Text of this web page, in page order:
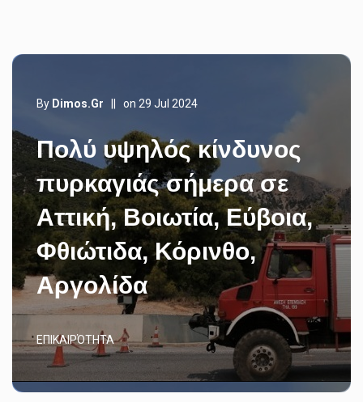
By Dimos.gr on 29 Jul 2024
Πολύ υψηλός κίνδυνος
πυρκαγιάς σήμερα σε
Αττική, Βοιωτία, Εύβοια,
Φθιώτιδα, Κόρινθο,
Αργολίδα
ΕΠΙΚΑΙΡΌΤΗΤΑ